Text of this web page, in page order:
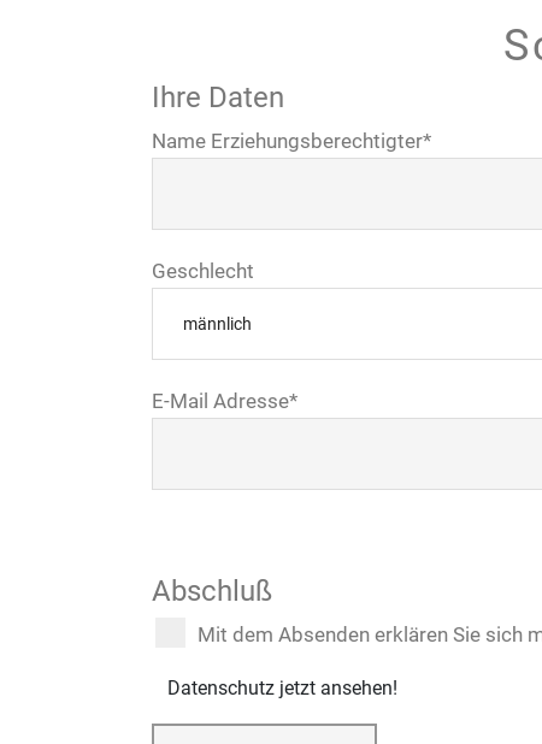
Ihre Daten
Name Erziehungsberechtigter*
Geschlecht
E-Mail Adresse*
Abschluß
Mit dem Absenden erklären Sie sich
Datenschutz jetzt ansehen!